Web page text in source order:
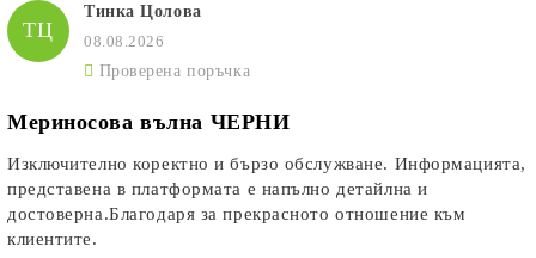
ТЦ
Тинка Цолова
08.08.2026
Проверена поръчка
Мериносова вълна ЧЕРНИ
Изключително коректно и бързо обслужване. Информацията,
представена в платформата е напълно детайлна и
достоверна.Благодаря за прекрасното отношение към
клиентите.